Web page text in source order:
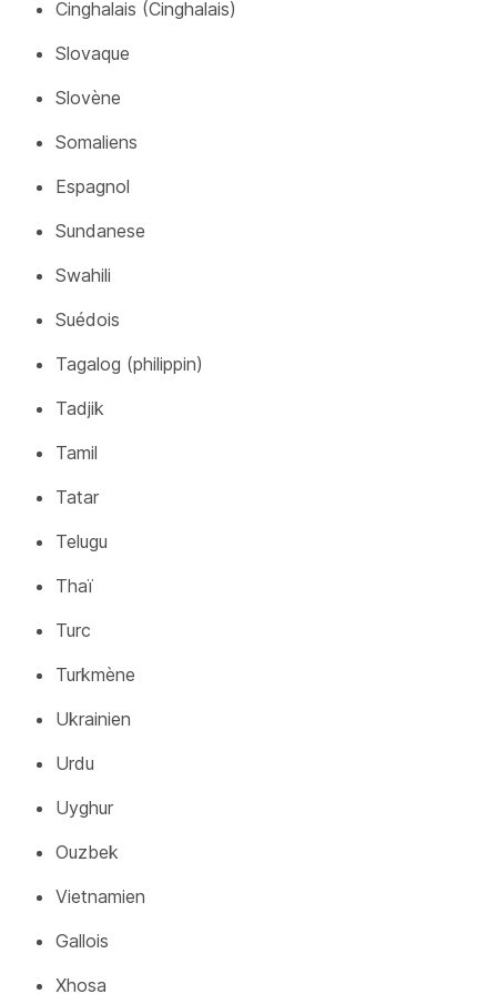
Cinghalais (Cinghalais)
Slovaque
Slovène
Somaliens
Espagnol
Sundanese
Swahili
Suédois
Tagalog (philippin)
Tadjik
Tamil
Tatar
Telugu
Thaï
Turc
Turkmène
Ukrainien
Urdu
Uyghur
Ouzbek
Vietnamien
Gallois
Xhosa